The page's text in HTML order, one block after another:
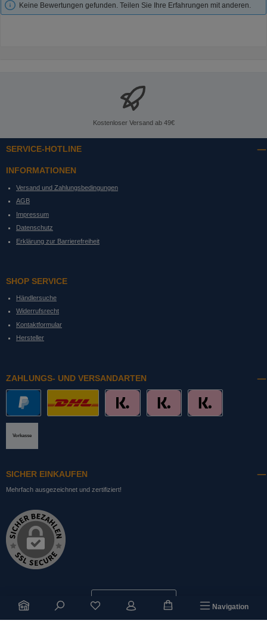
Navigation
Du hast 0 Produkte auf dem Merkzettel
Keine Bewertungen gefunden. Teilen Sie Ihre Erfahrungen mit anderen.
Kostenloser Versand ab 49€
SERVICE-HOTLINE
INFORMATIONEN
Versand und Zahlungsbedingungen
AGB
Impressum
Datenschutz
Erklärung zur Barrierefreiheit
SHOP SERVICE
Händlersuche
Widerrufsrecht
Kontaktformular
Hersteller
ZAHLUNGS- UND VERSANDARTEN
Vorkasse
SICHER EINKAUFEN
Mehrfach ausgezeichnet und zertifiziert!
Bestellung widerrufen